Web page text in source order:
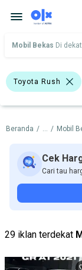
Mobil Bekas Di
Toyota Rush
Merek Dan Model
Tipe Bodi
Beranda / ... / Mobil
Cek
Cari tau
29 iklan terdekat